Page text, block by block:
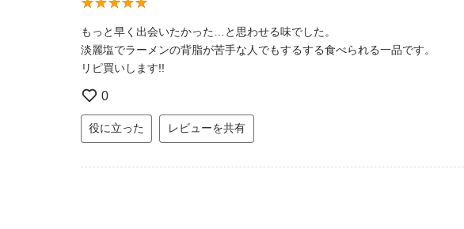
もっと早く出会いたかった…と思わせる味でした。
淡麗塩でラーメンの背脂が苦手な人でもするする食べられる一品です。
リピ買いします!!
0
役に立った レビューを共有